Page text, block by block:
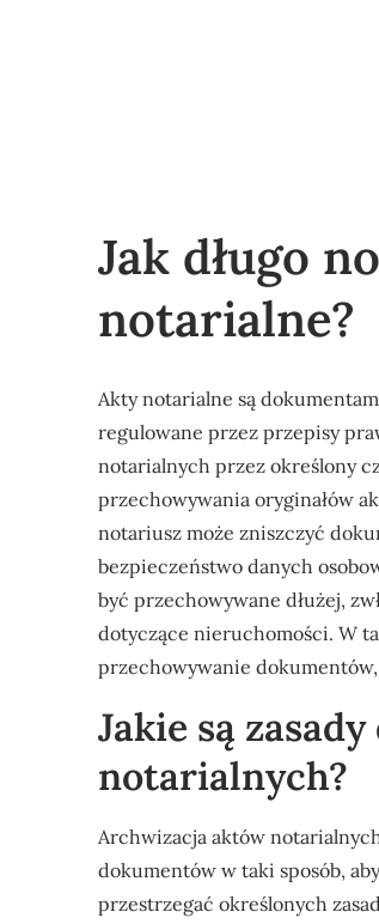
Jak długo
notarialne?
Akty notarialne są
regulowane przez przepisy
notarialnych przez określony
przechowywania oryginałów
notariusz może zniszczyć
bezpieczeństwo danych
być przechowywane dłużej,
dotyczące nieruchomości. W
przechowywanie
Jakie są
notarialnych?
Archwizacja aktów
dokumentów w taki sposób,
przestrzegać określonych